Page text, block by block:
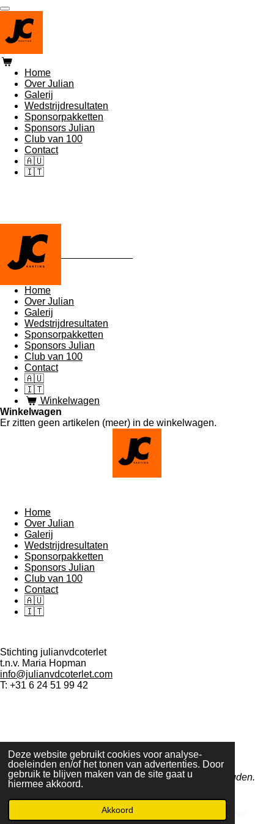
Deze website gebruikt cookies voor analyse-
doeleinden en/of het tonen van advertenties. Door
gebruik te blijven maken van de site gaat u
hiermee akkoord.
Akkoord
Ga
direct
naar
de
hoofdinhoud
Home
Over Julian
Galerij
Wedstrijdresultaten
Sponsorpakketten
Sponsors Julian
Club van 100
Contact
🇦🇺
🇮🇹
Home
Over Julian
Galerij
Wedstrijdresultaten
Sponsorpakketten
Sponsors Julian
Club van 100
Contact
🇦🇺
🇮🇹
Winkelwagen
Winkelwagen
Er zitten geen artikelen (meer) in de winkelwagen.
Home
Over Julian
Galerij
Wedstrijdresultaten
Sponsorpakketten
Sponsors Julian
Club van 100
Contact
🇦🇺
🇮🇹
Stichting julianvdcoterlet
t.n.v. Maria Hopman
info@julianvdcoterlet.com
T: +31 6 24 51 99 42
a
c
e
b
o
k
n
s
t
a
g
a
h
a
t
s
A
p
i
k
T
k
© 2025 Julian2015karting. Alle rechten voorbehouden.
Telefoonnummer